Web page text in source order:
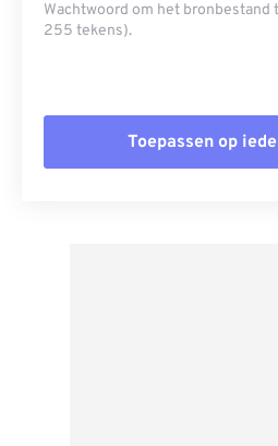
Wachtwoord om het bronbestand
255 tekens).
Toepassen op